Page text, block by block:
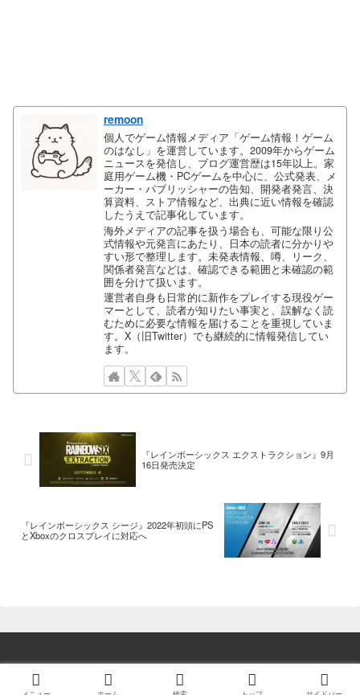
remoon
個人でゲーム情報メディア「ゲーム情報！ゲーム
のはなし」を運営しています。2009年からゲーム
ニュースを発信し、ブログ運営歴は15年以上。家
庭用ゲーム機・PCゲームを中心に、公式発表、メ
ーカー・パブリッシャーの告知、開発者発言、決
算資料、ストア情報など、出典に近い情報を確認
したうえで記事化しています。
海外メディアの記事を扱う場合も、可能な限り公
式情報や元発言にあたり、日本の読者に分かりや
すい形で整理します。未発表情報、噂、リーク、
関係者発言などは、確認できる範囲と未確認の範
囲を分けて扱います。
運営者自身も日常的に新作をプレイする現役ゲー
マーとして、読者が知りたい事実と、誤解なく読
むために必要な情報を届けることを重視していま
す。X（旧Twitter）でも継続的に情報発信してい
ます。
『レインボーシックス エクストラクション』9月
16日発売決定
『レインボーシックス シージ』2022年初頭にPS
とXboxのクロスプレイに対応へ
© 2014 ゲーム情報！ゲームのはなし.